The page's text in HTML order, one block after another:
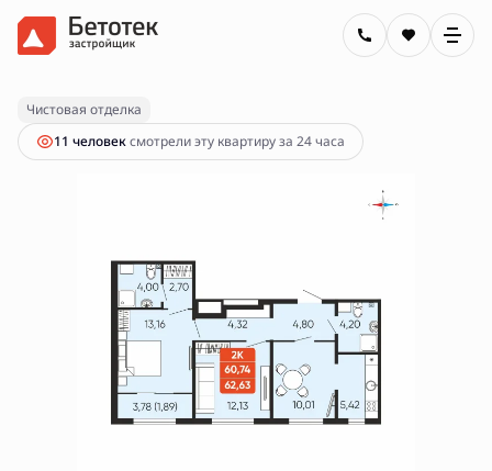
2-комнатная62.63 м 7 650 000 руб.
Ипотекаот 27 474 руб.
Чистовая отделка
11 человексмотрели эту квартиру за 24 часа